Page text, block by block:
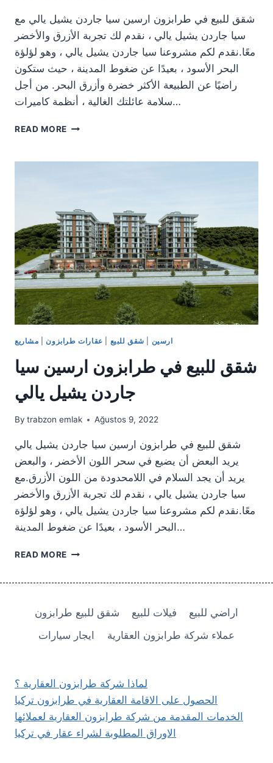
شقق للبيع في طرابزون ارسين سيا جاردن يشيل يالي مع
سيا جاردن يشيل يالي ، نقدم لك تجربة الأزرق والأخضر
معًا.نقدم لكم مشروعنا سيا جاردن يشيل يالي ، وهو لؤلؤة
البحر الأسود ، بعيدًا عن ضغوط المدينة ، حيث ستكون
راضيًا عن الطبيعة الأكثر خضرة وأزرق البحر. من أجل
سلامة عائلتك الغالية ، أنظمة كاميرات…
READ MORE شقق
طرابزون
يشيل
يالي
ارسين شقق للبيع عقارات طرابزون| مشاريع
شقق للبيع في طرابزون ارسين سيا
جاردن يشيل يالي
By trabzon emlak Ağustos 9, 2022
شقق للبيع في طرابزون ارسين سيا جاردن يشيل يالي
يريد البعض أن يضيع في سحر اللون الأخضر ، والبعض
يريد أن يجد السلام في اللامحدودة من اللون الأزرق.مع
سيا جاردن يشيل يالي ، نقدم لك تجربة الأزرق والأخضر
معًا.نقدم لكم مشروعنا سيا جاردن يشيل يالي ، وهو لؤلؤة
البحر الأسود ، بعيدًا عن ضغوط المدينة…
READ MORE شقق
سيا
جاردن
يشيل
شقق للبيع طرابزون فيلات للبيع
اراضي للبيع
ايجار سيارات
عملاء شركة طرابزون العقارية
لماذا شركة طرابزون العقارية ؟
الحصول على الاقامة العقارية في طرابزون تركيا
الخدمات المقدمة من شركة طرابزون العقارية لعملائها
الاوراق المطلوبة لشراء عقار في تركيا